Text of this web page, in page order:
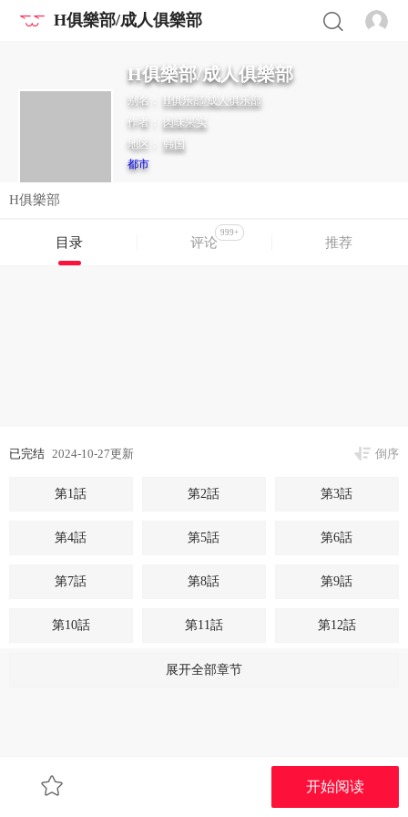
H俱樂部/成人俱樂部
H俱樂部/成人俱樂部
别名： H俱乐部/成人俱乐部
作者： 肉味果实
地区： 韩国
都市
H俱樂部
目录 评论
999+
推荐
已完结 2024-10-27更新 倒序
第1話 第2話 第3話
第4話 第5話 第6話
第7話 第8話 第9話
第10話 第11話 第12話
第14話
第22話
开始阅读
展开全部章节